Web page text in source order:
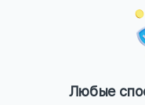
Любые